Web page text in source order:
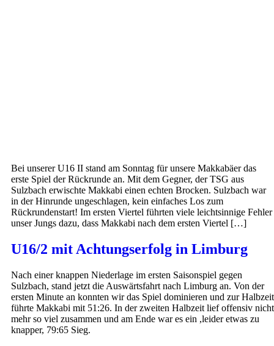
Bei unserer U16 II stand am Sonntag für unsere Makkabäer das
erste Spiel der Rückrunde an. Mit dem Gegner, der TSG aus
Sulzbach erwischte Makkabi einen echten Brocken. Sulzbach war
in der Hinrunde ungeschlagen, kein einfaches Los zum
Rückrundenstart! Im ersten Viertel führten viele leichtsinnige Fehler
unser Jungs dazu, dass Makkabi nach dem ersten Viertel […]
U16/2 mit Achtungserfolg in Limburg
Nach einer knappen Niederlage im ersten Saisonspiel gegen
Sulzbach, stand jetzt die Auswärtsfahrt nach Limburg an. Von der
ersten Minute an konnten wir das Spiel dominieren und zur Halbzeit
führte Makkabi mit 51:26. In der zweiten Halbzeit lief offensiv nicht
mehr so viel zusammen und am Ende war es ein ,leider etwas zu
knapper, 79:65 Sieg.